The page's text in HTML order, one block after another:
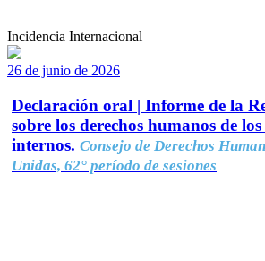
Incidencia Internacional
26 de junio de 2026
Declaración oral | Informe de la
sobre los derechos humanos de
internos. Consejo de Derechos
Unidas, 62° período de sesiones